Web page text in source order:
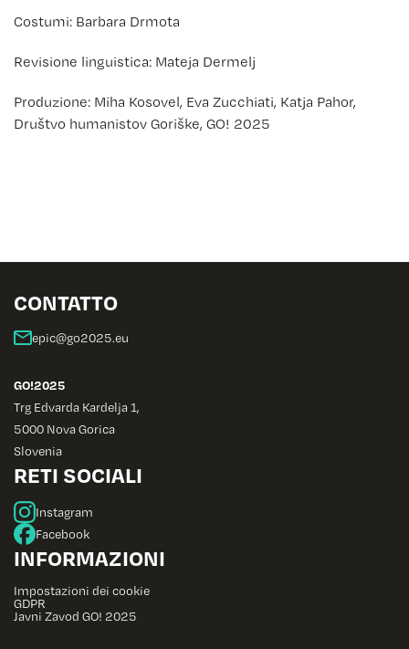
Costumi: Barbara Drmota
Revisione linguistica: Mateja Dermelj
Produzione: Miha Kosovel, Eva Zucchiati, Katja Pahor,
Društvo humanistov Goriške, GO! 2025
CONTATTO
GO!2025
Trg Edvarda Kardelja 1,
5000 Nova Gorica
Slovenia
RETI SOCIALI
Instagram
Facebook
INFORMAZIONI
Impostazioni dei cookie
GDPR
Javni Zavod GO! 2025